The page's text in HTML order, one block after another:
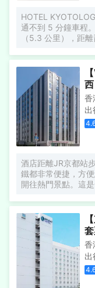
HOTEL
通不到 5 分鐘車程
（5.3 公里），距
酒店還提供公共客
行免費招待會，您
括快速入住、行李
和液晶電視；您定
網絡，方便您與朋
求。私人浴室提供
險箱和電熱水壺；
香
出
酒店距離JR京都站
鐵都非常便捷，方
開往熱門景點。這
香
出